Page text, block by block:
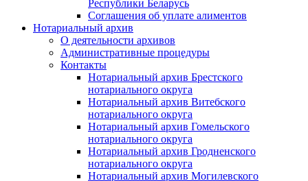
Республики Беларусь
Соглашения об уплате алиментов
Нотариальный архив
О деятельности архивов
Административные процедуры
Контакты
Нотариальный архив Брестского
нотариального округа
Нотариальный архив Витебского
нотариального округа
Нотариальный архив Гомельского
нотариального округа
Нотариальный архив Гродненского
нотариального округа
Нотариальный архив Могилевского